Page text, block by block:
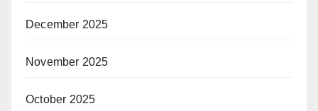
December 2025
November 2025
October 2025